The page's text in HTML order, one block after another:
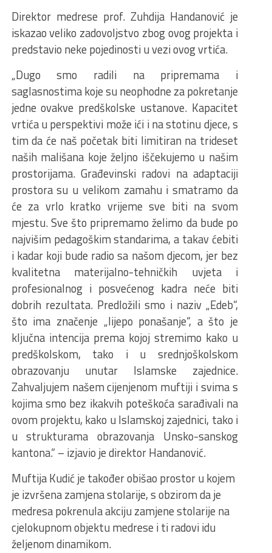
Direktor medrese prof. Zuhdija Handanović je
iskazao veliko zadovoljstvo zbog ovog projekta i
predstavio neke pojedinosti u vezi ovog vrtića.
„Dugo smo radili na pripremama i
saglasnostima koje su neophodne za pokretanje
jedne ovakve predškolske ustanove. Kapacitet
vrtića u perspektivi može ići i na stotinu djece, s
tim da će naš početak biti limitiran na trideset
naših mališana koje željno iščekujemo u našim
prostorijama. Građevinski radovi na adaptaciji
prostora su u velikom zamahu i smatramo da
će za vrlo kratko vrijeme sve biti na svom
mjestu. Sve što pripremamo želimo da bude po
najvišim pedagoškim standarima, a takav ćebiti
i kadar koji bude radio sa našom djecom, jer bez
kvalitetna materijalno-tehničkih uvjeta i
profesionalnog i posvećenog kadra neće biti
dobrih rezultata. Predložili smo i naziv „Edeb“,
što ima značenje „lijepo ponašanje“, a što je
ključna intencija prema kojoj stremimo kako u
predškolskom, tako i u srednjoškolskom
obrazovanju unutar Islamske zajednice.
Zahvaljujem našem cijenjenom muftiji i svima s
kojima smo bez ikakvih poteškoća sarađivali na
ovom projektu, kako u Islamskoj zajednici, tako i
u strukturama obrazovanja Unsko-sanskog
kantona.“ – izjavio je direktor Handanović.
Muftija Kudić je također obišao prostor u kojem
je izvršena zamjena stolarije, s obzirom da je
medresa pokrenula akciju zamjene stolarije na
cjelokupnom objektu medrese i ti radovi idu
željenom dinamikom.